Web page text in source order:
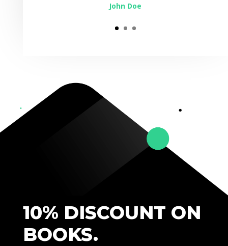
John Doe
10% DISCOUNT ON
BOOKS.